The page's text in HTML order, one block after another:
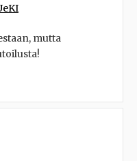
mutta